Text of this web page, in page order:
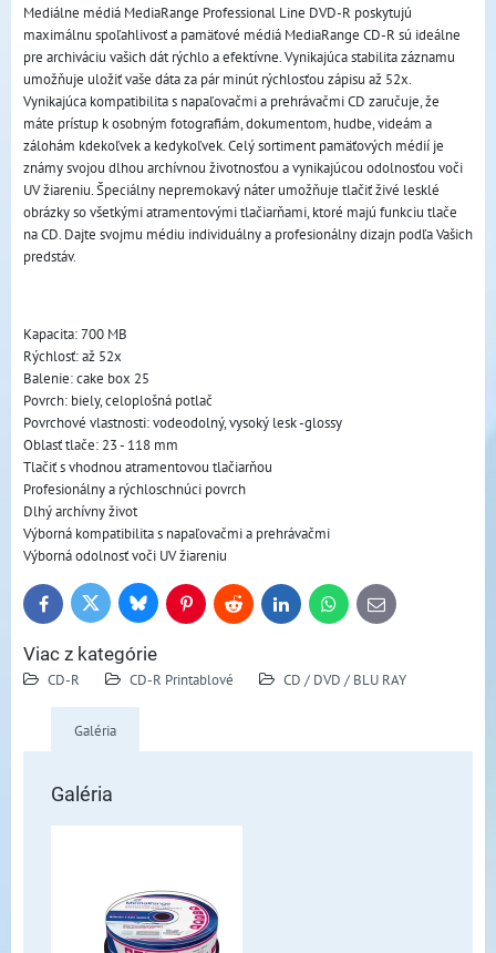
Mediálne médiá MediaRange Professional Line DVD-R poskytujú
maximálnu spoľahlivosť a pamäťové médiá MediaRange CD-R sú ideálne
pre archiváciu vašich dát rýchlo a efektívne. Vynikajúca stabilita záznamu
umožňuje uložiť vaše dáta za pár minút rýchlosťou zápisu až 52x.
Vynikajúca kompatibilita s napaľovačmi a prehrávačmi CD zaručuje, že
máte prístup k osobným fotografiám, dokumentom, hudbe, videám a
zálohám kdekoľvek a kedykoľvek. Celý sortiment pamäťových médií je
známy svojou dlhou archívnou životnosťou a vynikajúcou odolnosťou voči
UV žiareniu. Špeciálny nepremokavý náter umožňuje tlačiť živé lesklé
obrázky so všetkými atramentovými tlačiarňami, ktoré majú funkciu tlače
na CD. Dajte svojmu médiu individuálny a profesionálny dizajn podľa Vašich
predstáv.
Kapacita: 700 MB
Rýchlosť: až 52x
Balenie: cake box 25
Povrch: biely, celoplošná potlač
Povrchové vlastnosti: vodeodolný, vysoký lesk -glossy
Oblasť tlače: 23 - 118 mm
Tlačiť s vhodnou atramentovou tlačiarňou
Profesionálny a rýchloschnúci povrch
Dlhý archívny život
Výborná kompatibilita s napaľovačmi a prehrávačmi
Výborná odolnosť voči UV žiareniu
FacebookTwitter BlueskyPinterestReddit LinkedInWhatsApp
E-
mail
Viac z kategórie
CD-R CD-R Printablové CD / DVD / BLU RAY
Galéria
Galéria